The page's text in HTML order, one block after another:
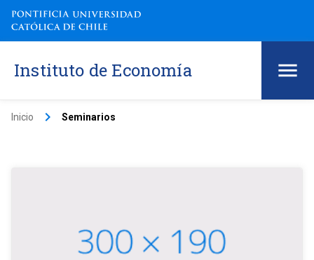
Instituto de Economía
Inicio keyboard_arrow_right Seminarios